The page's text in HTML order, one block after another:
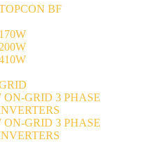
BF
ON-GRID 3 PHASE
ON-GRID 3 PHASE